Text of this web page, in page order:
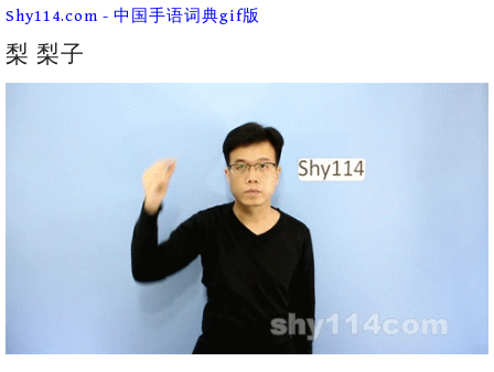
Skip
content
Shy114.com - 中国手语词典gif版
梨 梨子